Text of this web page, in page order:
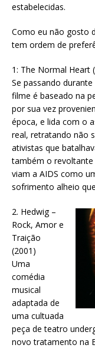
estabelecidas.
Como eu não gosto
tem ordem de
1: The Normal Heart
Se passando
filme é baseado na
por sua vez
época, e lida com o
real, retratando não
ativistas que
também o revoltante
viam a AIDS como
sofrimento alheio
2. Hedwig –
Rock, Amor e
Traição
(2001)
Uma
comédia
musical
adaptada de
uma cultuada
peça de teatro
novo tratamento na